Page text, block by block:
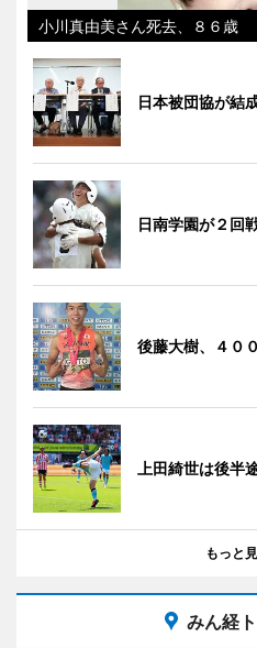
小川真由美さん死去、８６歳
日本被団協が結
日南学園が２回
後藤大樹、４０
上田綺世は後
もっと
みん経